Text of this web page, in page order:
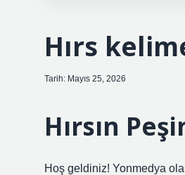
Hırs
Tarih: Mayıs 25, 2026
Hırsın
Hoş geldiniz! Yonmedya